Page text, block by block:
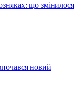
що змінилося
новий